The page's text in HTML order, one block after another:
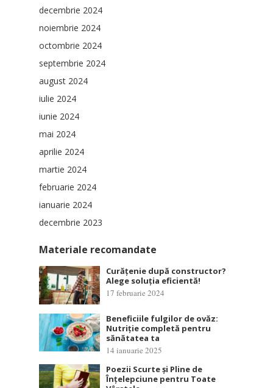
decembrie 2024
noiembrie 2024
octombrie 2024
septembrie 2024
august 2024
iulie 2024
iunie 2024
mai 2024
aprilie 2024
martie 2024
februarie 2024
ianuarie 2024
decembrie 2023
Materiale recomandate
Curățenie după constructor?
Alege soluția eficientă!
17 februarie 2024
Beneficiile fulgilor de ovăz:
Nutriție completă pentru
sănătatea ta
14 ianuarie 2025
Poezii Scurte și Pline de
Înțelepciune pentru Toate